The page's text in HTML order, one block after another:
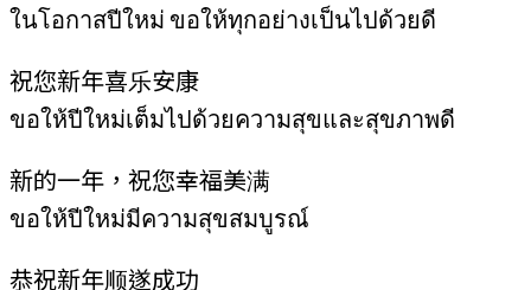
ในโอกาสปีใหม่ ขอให้ทุกอย่างเป็นไปด้วยดี
祝您新年喜乐安康
ขอให้ปีใหม่เต็มไปด้วยความสุขและสุขภาพดี
新的一年，祝您幸福美满
ขอให้ปีใหม่มีความสุขสมบูรณ์
恭祝新年顺遂成功